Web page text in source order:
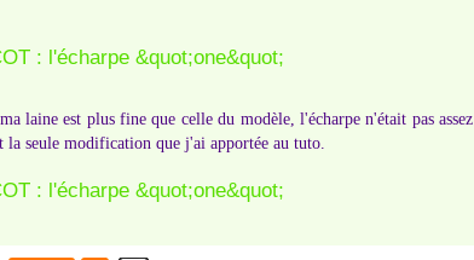
laine est plus fine que celle du modèle, l'écharpe n'était pas assez
la seule modification que j'ai apportée au tuto.